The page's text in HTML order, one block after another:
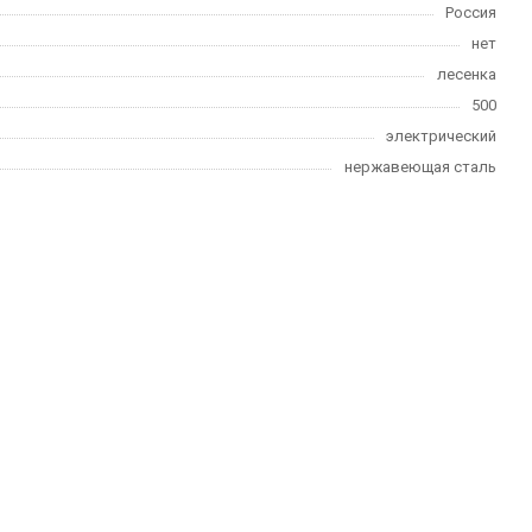
Россия
нет
лесенка
500
электрический
нержавеющая сталь